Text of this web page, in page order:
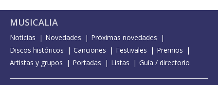
MUSICALIA
Noticias Novedades
Próximas novedades
Discos históricos
Canciones Festivales
Premios
Artistas y grupos
Portadas Listas Guía / directorio